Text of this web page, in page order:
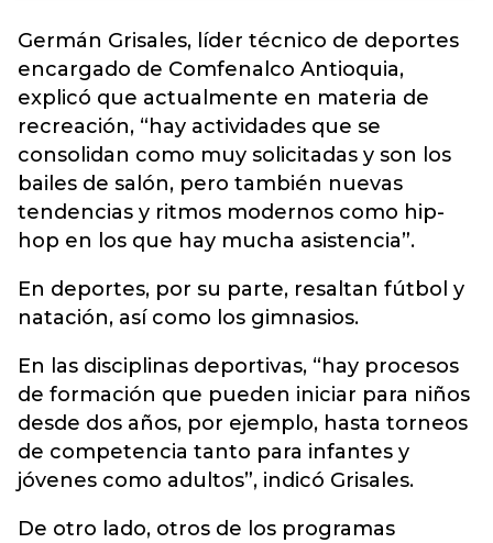
Germán Grisales, líder técnico de deportes
encargado de Comfenalco Antioquia,
explicó que actualmente en materia de
recreación, “hay actividades que se
consolidan como muy solicitadas y son los
bailes de salón, pero también nuevas
tendencias y ritmos modernos como hip-
hop en los que hay mucha asistencia”.
En deportes, por su parte, resaltan fútbol y
natación, así como los gimnasios.
En las disciplinas deportivas, “hay procesos
de formación que pueden iniciar para niños
desde dos años, por ejemplo, hasta torneos
de competencia tanto para infantes y
jóvenes como adultos”, indicó Grisales.
De otro lado, otros de los programas